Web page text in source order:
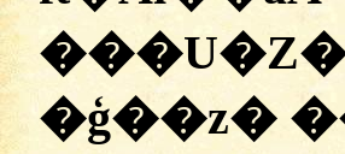
�ģ��z�